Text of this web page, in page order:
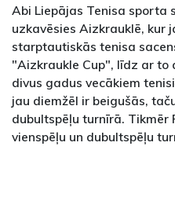
Abi Liepājas Tenisa sporta
uzkavēsies Aizkrauklē, kur
starptautiskās tenisa
"Aizkraukle Cup", līdz ar
divus gadus vecākiem
jau diemžēl ir beigušās,
dubultspēļu turnīrā. Tikmēr
vienspēļu un dubultspēļu